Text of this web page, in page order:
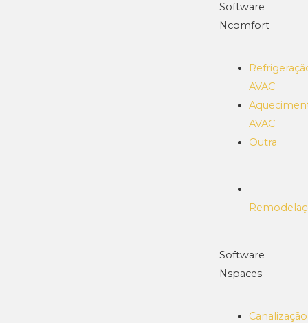
Software
Ncomfort
AVAC
AVAC
Outra
Software
Nspaces
Canalização